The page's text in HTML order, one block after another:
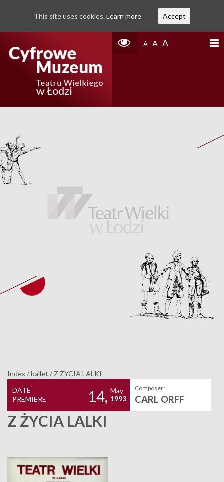
A A A
Index/ballet / Z ŻYCIA LALKI
DATE
PREMIERE
14, May
1993
Composer:
CARL ORFF
Z ŻYCIA LALKI
This site uses cookies. Learn more Accept